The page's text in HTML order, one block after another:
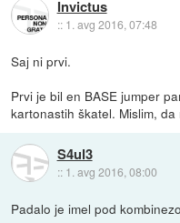
Invictus
:: 1. avg 2016, 07:48
Saj ni prvi.
Prvi je bil en BASE jumper
kartonastih škatel. Mislim, da
S4ul3
:: 1. avg 2016, 08:00
Padalo je imel pod